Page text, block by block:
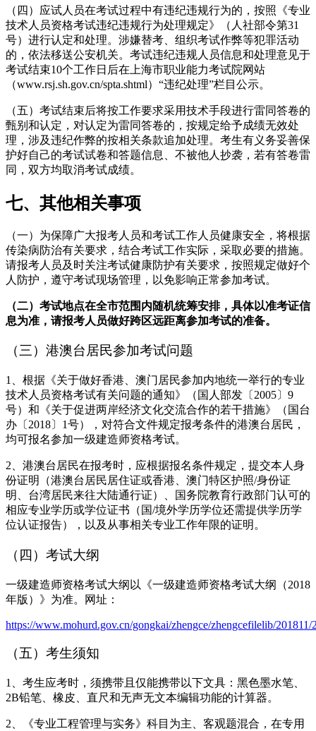
（四）应试人员在考试过程中有违纪违规行为的，按照《专业
技术人员资格考试违纪违规行为处理规定》（人社部令第31
号）进行认定和处理。涉嫌替考、组织考试作弊等犯罪活动
的，依法移送公安机关。考试违纪违规人员信息和处理意见于
考试结束10个工作日后在上海市职业能力考试院网站
（www.rsj.sh.gov.cn/spta.shtml）“违纪处理”栏目公示。
（五）考试结束后将按工作要求采用技术手段进行雷同答卷的
甄别和认定，对认定为雷同答卷的，按规定给予成绩无效处
理，涉及违纪作弊的按相关条款追加处理。考生有义务妥善保
护好自己的考试试卷和答题信息、不被他人抄袭，若有答卷雷
同，双方均取消考试成绩。
七、其他相关事项
（一）为保障广大报考人员和考试工作人员健康安全，将根据
传染病防治有关要求，结合考试工作实际，采取必要的措施。
请报考人员及时关注考试健康防护有关要求，按照规定做好个
人防护，遵守考试现场管理，以免影响正常参加考试。
（二）考试地点在全市范围内随机统筹安排，具体以准考证信
息为准，请报考人员做好跨区远距离参加考试的准备。
（三）港澳台居民参加考试问题
1、根据《关于做好香港、澳门居民参加内地统一举行的专业
技术人员资格考试有关问题的通知》（国人部发〔2005〕9
号）和《关于促进两岸经济文化交流合作的若干措施》（国台
办〔2018〕1号），对符合文件规定报考条件的港澳台居民，
均可报名参加一级建造师资格考试。
2、港澳台居民在报考时，应根据报名条件规定，提交本人身
份证明（港澳台居民居住证或香港、澳门特区护照/身份证
明、台湾居民来往大陆通行证）、国务院教育行政部门认可的
相应专业学历或学位证书（国/境外学历学位还需提供学历学
位认证报告），以及从事相关专业工作年限的证明。
（四）考试大纲
一级建造师资格考试大纲以《一级建造师资格考试大纲（2018
年版）》为准。网址：
https://www.mohurd.gov.cn/gongkai/zhengce/zhengcefilelib/201811/
（五）考生须知
1、考生应考时，须携带且仅能携带以下文具：黑色墨水笔、
2B铅笔、橡皮、直尺和无声无文本编辑功能的计算器。
2、《专业工程管理与实务》科目为主、客观题混合，在专用